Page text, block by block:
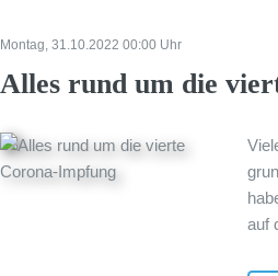
Montag, 31.10.2022 00:00 Uhr
Alles rund um die
auf